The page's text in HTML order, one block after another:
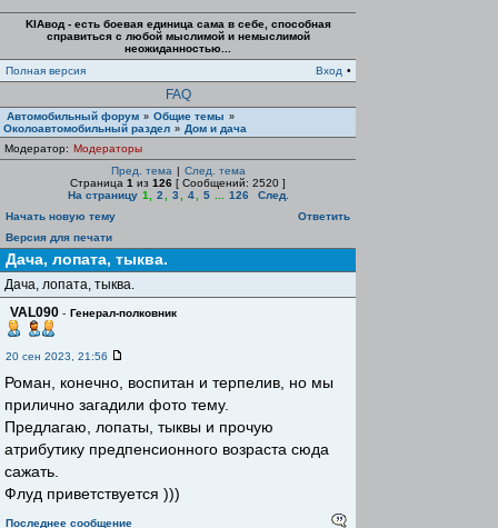
KIAвод - есть боевая единица сама в себе, способная
справиться с любой мыслимой и немыслимой
неожиданностью...
Полная версия
Вход •
FAQ
Автомобильный форум » Общие темы »
Околоавтомобильный раздел » Дом и дача
Модератор: Модераторы
Пред. тема | След. тема
Страница 1 из 126 [ Сообщений: 2520 ]
На страницу 1 2 3 4 5 126
След.
Начать новую тему
Ответить
Версия для печати
Дача, лопата, тыква.
Дача, лопата, тыква.
VAL090 - Генерал-полковник
20 сен 2023, 21:56
Роман, конечно, воспитан и терпелив, но мы
прилично загадили фото тему.
Предлагаю, лопаты, тыквы и прочую
атрибутику предпенсионного возраста сюда
сажать.
Флуд приветствуется )))
Последнее сообщение